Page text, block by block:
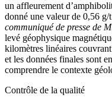
un affleurement
donné une valeur de 0,56
communiqué de presse de
levé géophysique
kilomètres linéaires
et les données finales sont
comprendre le contexte
Contrôle de la qualité